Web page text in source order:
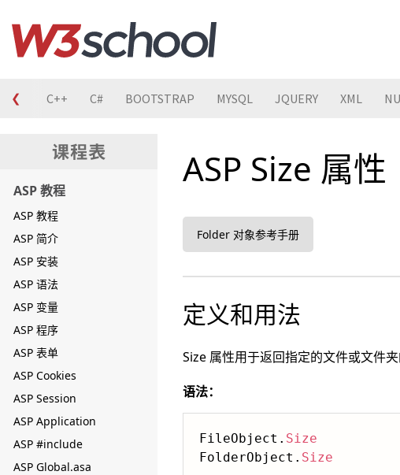
❮C C++ C# BOOTSTRAP MYSQL JQUERY XML
ASP 教程
ASP 教程
ASP 简介
ASP 安装
ASP 语法
ASP 变量
ASP 程序
ASP 表单
ASP Cookies
ASP Session
ASP Application
ASP #include
ASP Global.asa
ASP Size 属性
Folder 对象参考手册
定义和用法
Size 属性用于返回指定的文件或文件夹
语法：
FileObject. Size
FolderObject. Size